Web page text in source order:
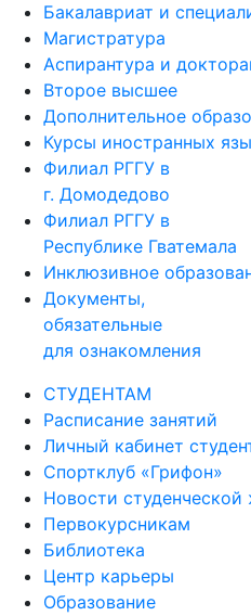
Бакалавриат и
Магистратура
Аспирантура и
Второе высшее
Дополнительное
Курсы иностранных
Филиал РГГУ в
г. Домодедово
Филиал РГГУ в
Республике Гватемала
Инклюзивное
Документы,
обязательные
для ознакомления
СТУДЕНТАМ
Расписание занятий
Личный кабинет
Спортклуб «Грифон»
Новости студенческой
Первокурсникам
Библиотека
Центр карьеры
Образование